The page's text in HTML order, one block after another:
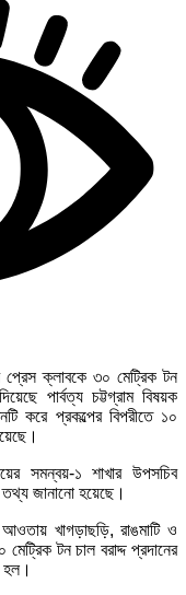
প্রেস ক্লাবকে ৩০ মেট্রিক টন
পার্বত্য চট্টগ্রাম বিষয়ক
করে প্রকল্পের বিপরীতে ১০
সমন্বয়-১ শাখার উপসচিব
তথ্য জানানো হয়েছে।
আওতায় খাগড়াছড়ি, রাঙমাটি ও
মেট্রিক টন চাল বরাদ্দ প্রদানের
হল।